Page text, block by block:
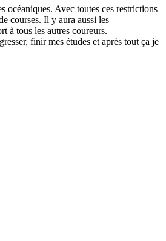
océaniques. Avec toutes ces restrictions
courses. Il y aura aussi les
à tous les autres coureurs.
finir mes études et après tout ça je